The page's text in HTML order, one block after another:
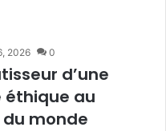
2026 0
d’une
au
du monde